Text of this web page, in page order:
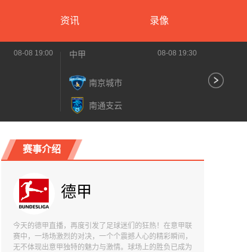
资讯 录像
08-08 19:00 中甲 08-08 19:30
南京城市
南通支云
赛事介绍
德甲
今天的德甲直播，再度引发了足球迷们的狂热！在意甲联
赛中，一场场激烈的对决，一个个震撼人心的精彩瞬间，
无不体现出意甲独特的魅力与激情。球场上的胜负已成为